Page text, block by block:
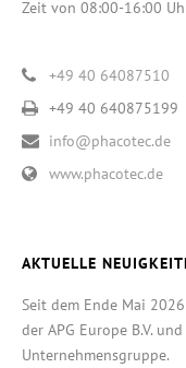
Zeit von 08:00-16:00
+49 40 64087510
+49 40 640875199
info@phacotec.de
www.phacotec.de
AKTUELLE
Seit dem Ende Mai
der APG Europe B.V.
Unternehmensgruppe.